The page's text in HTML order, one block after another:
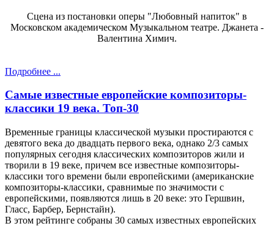
Сцена из постановки оперы "Любовный напиток" в
Московском академическом Музыкальном театре. Джанета -
Валентина Химич.
Подробнее ...
Самые известные европейские композиторы-
классики 19 века. Топ-30
Временные границы классической музыки простираются с
девятого века до двадцать первого века, однако 2/3 самых
популярных сегодня классических композиторов жили и
творили в 19 веке, причем все известные композиторы-
классики того времени были европейскими (американские
композиторы-классики, сравнимые по значимости с
европейскими, появляются лишь в 20 веке: это Гершвин,
Гласс, Барбер, Бернстайн).
В этом рейтинге собраны 30 самых известных европейских